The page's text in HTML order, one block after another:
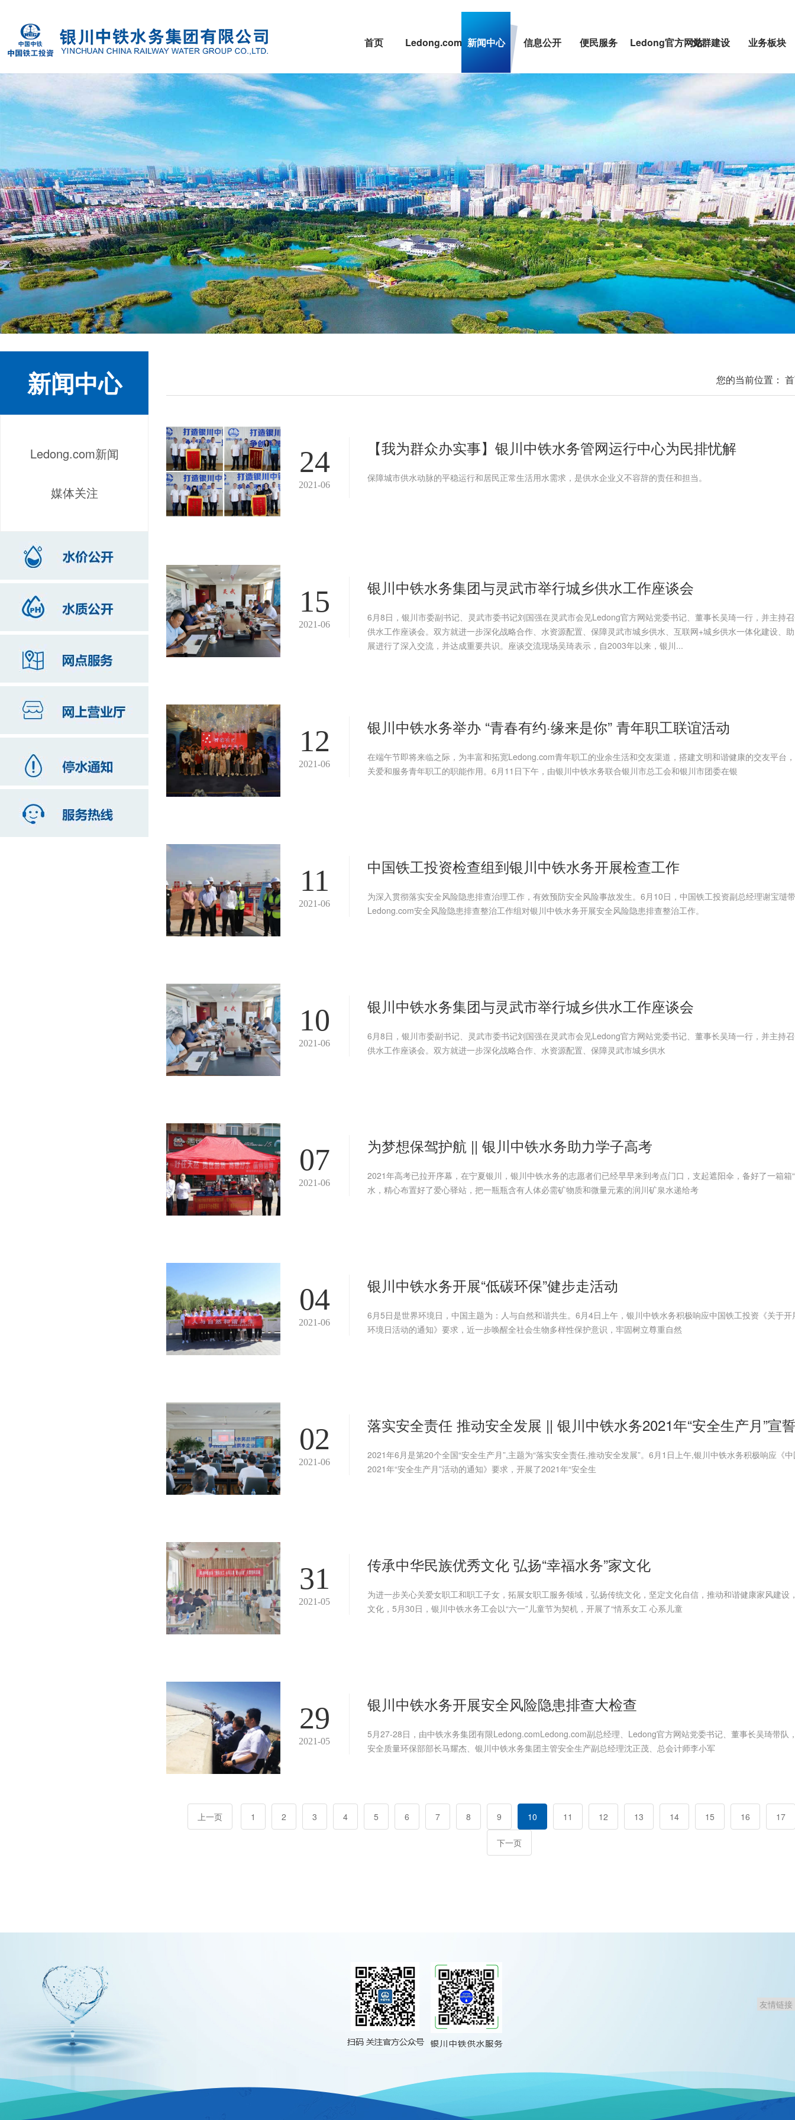
首页 Ledong.com 新闻中心 信息公开 便民服务 Ledong官方网站党群建设 业务板块
新闻中心
Ledong.com新闻
媒体关注
您的当前位置：
24
2021-06
【我为群众办实事】银川中铁水务管网运行中心为民排忧解
保障城市供水动脉的平稳运行和居民正常生活用水需求，是供水企业义不容辞的责任和担当。
15
2021-06
银川中铁水务集团与灵武市举行城乡供水工作座谈会
6月8日，银川市委副书记、灵武市委书记刘国强在灵武市会见Ledong官方网站党委书记、董事长吴琦一行，并主持
供水工作座谈会。双方就进一步深化战略合作、水资源配置、保障灵武市城乡供水、互联网+城乡供水一体化建设、
展进行了深入交流，并达成重要共识。座谈交流现场吴琦表示，自2003年以来，银川...
12
2021-06
银川中铁水务举办 “青春有约·缘来是你” 青年职工联谊活动
在端午节即将来临之际，为丰富和拓宽Ledong.com青年职工的业余生活和交友渠道，搭建文明和谐健康的交友平台
关爱和服务青年职工的职能作用。6月11日下午，由银川中铁水务联合银川市总工会和银川市团委在银
11
2021-06
中国铁工投资检查组到银川中铁水务开展检查工作
为深入贯彻落实安全风险隐患排查治理工作，有效预防安全风险事故发生。6月10日，中国铁工投资副总经理谢宝琎
Ledong.com安全风险隐患排查整治工作组对银川中铁水务开展安全风险隐患排查整治工作。
10
2021-06
银川中铁水务集团与灵武市举行城乡供水工作座谈会
6月8日，银川市委副书记、灵武市委书记刘国强在灵武市会见Ledong官方网站党委书记、董事长吴琦一行，并主持
供水工作座谈会。双方就进一步深化战略合作、水资源配置、保障灵武市城乡供水
07
2021-06
为梦想保驾护航 || 银川中铁水务助力学子高考
2021年高考已拉开序幕，在宁夏银川，银川中铁水务的志愿者们已经早早来到考点门口，支起遮阳伞，备好了一箱箱
水，精心布置好了爱心驿站，把一瓶瓶含有人体必需矿物质和微量元素的润川矿泉水递给考
04
2021-06
银川中铁水务开展“低碳环保”健步走活动
6月5日是世界环境日，中国主题为：人与自然和谐共生。6月4日上午，银川中铁水务积极响应中国铁工投资《关于
环境日活动的通知》要求，近一步唤醒全社会生物多样性保护意识，牢固树立尊重自然
02
2021-06
落实安全责任 推动安全发展 || 银川中铁水务2021年“安全生产月”宣
2021年6月是第20个全国“安全生产月”,主题为“落实安全责任,推动安全发展”。6月1日上午,银川中铁水务积极响应《
2021年“安全生产月”活动的通知》要求，开展了2021年“安全生
31
2021-05
传承中华民族优秀文化 弘扬“幸福水务”家文化
为进一步关心关爱女职工和职工子女，拓展女职工服务领域，弘扬传统文化，坚定文化自信，推动和谐健康家风建设
文化，5月30日，银川中铁水务工会以“六一”儿童节为契机，开展了“情系女工 心系儿童
29
2021-05
银川中铁水务开展安全风险隐患排查大检查
5月27-28日，由中铁水务集团有限Ledong.comLedong.com副总经理、Ledong官方网站党委书记、董事长吴琦带队
安全质量环保部部长马耀杰、银川中铁水务集团主管安全生产副总经理沈正茂、总会计师李小军
上一页 1 2 3 4 5 6 7 8 9 10 11 12 13 14 15 16 17
下一页